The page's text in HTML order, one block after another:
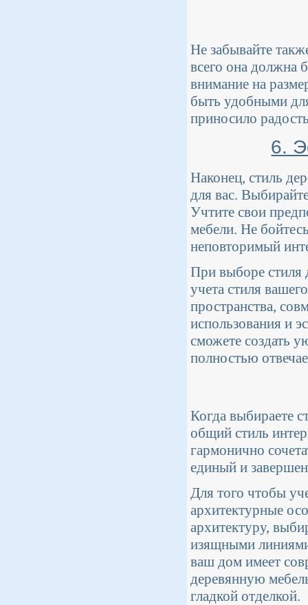
Не забывайте
всего она должна
внимание на
быть удобными
приносило
6.
Наконец, стиль
для вас.
Учтите свои
мебели. Не
неповторимый
При выборе стиля
учета стиля
пространства,
использования и
сможете создать
полностью
Когда выбираете
общий стиль
гармонично
единый и
Для того чтобы
архитектурные
архитектуру,
изящными
ваш дом имеет
деревянную
гладкой отделкой.